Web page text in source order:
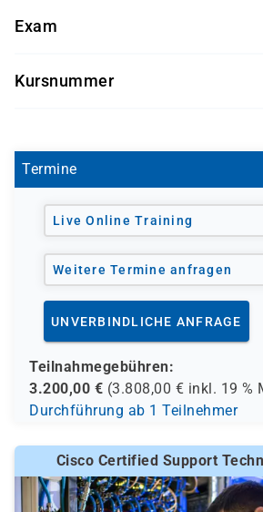
Grundkenntnisse zum
Verwaltung drahtgebundener und
Exam
Kursnummer
Termine
Live Online Training
Weitere Termine anfragen
UNVERBINDLICHE ANFRAGE
Teilnahmegebühren:
3.200,00 € (3.808,00 € inkl. 19 %
Durchführung ab 1 Teilnehmer
Cisco Certified Support